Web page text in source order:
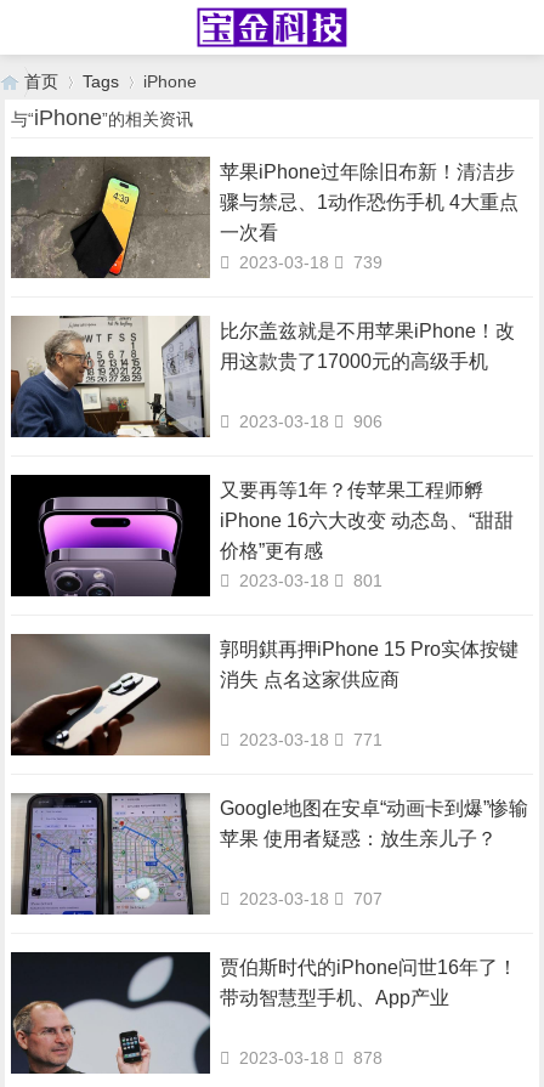
首页
›
Tags
›
iPhone
与“iPhone”的相关资讯
苹果iPhone过年除旧布新！清洁步
骤与禁忌、1动作恐伤手机 4大重点
一次看
2023-03-18 739
比尔盖兹就是不用苹果iPhone！改
用这款贵了17000元的高级手机
2023-03-18 906
又要再等1年？传苹果工程师孵
iPhone 16六大改变 动态岛、“甜甜
价格”更有感
2023-03-18 801
郭明錤再押iPhone 15 Pro实体按键
消失 点名这家供应商
2023-03-18 771
Google地图在安卓“动画卡到爆”惨输
苹果 使用者疑惑：放生亲儿子？
2023-03-18 707
贾伯斯时代的iPhone问世16年了！
带动智慧型手机、App产业
2023-03-18 878